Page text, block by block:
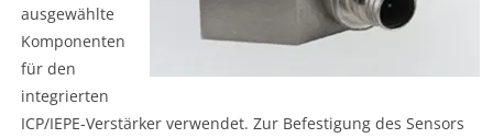
ausgewählte
Komponenten
für den
integrierten
ICP/IEPE-Verstärker verwendet. Zur Befestigung des Sensors